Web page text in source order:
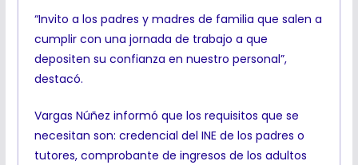
“Invito a los padres y madres de familia que salen a
cumplir con una jornada de trabajo a que
depositen su confianza en nuestro personal”,
destacó.
Vargas Núñez informó que los requisitos que se
necesitan son: credencial del INE de los padres o
tutores, comprobante de ingresos de los adultos